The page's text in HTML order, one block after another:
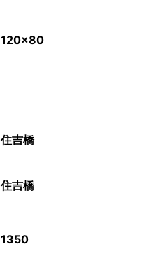
120×80
住吉橋
住吉橋
1350